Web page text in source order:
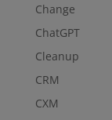
Change
ChatGPT
Cleanup
CRM
CXM